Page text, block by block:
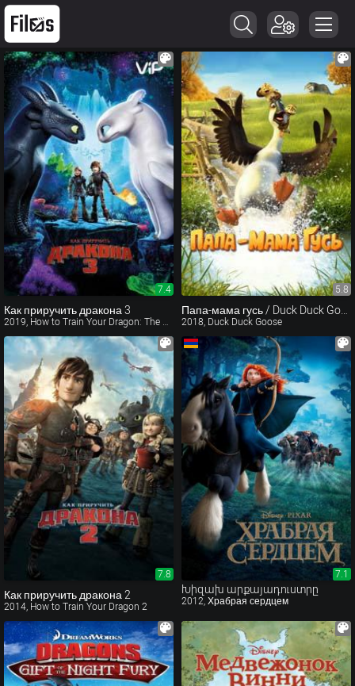
7.4
Как приручить дракона 3
2019, How to Train Your Dragon: The Hidden World
5.8
2018, Duck Duck Goose
7.8
Как приручить дракона 2
2014, How to Train Your Dragon 2
7.1
7.1
Խիզախ արքայադուստրը
2012, Храбрая сердцем